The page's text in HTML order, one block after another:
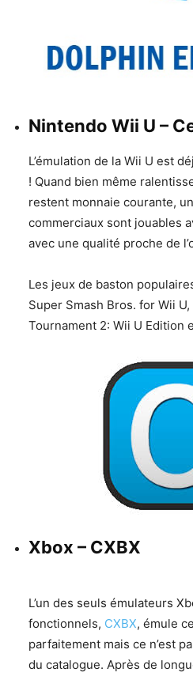
Nintendo Wii U –
L’émulation de la Wii U est
! Quand bien même
restent monnaie courante,
commerciaux sont jouables
avec une qualité proche de
Les jeux de baston
Super Smash Bros. for Wii
Tournament 2: Wii U Edition
Xbox – CXBX
L’un des seuls émulateurs
fonctionnels, CXBX, émule
parfaitement mais ce n’est
du catalogue. Après de